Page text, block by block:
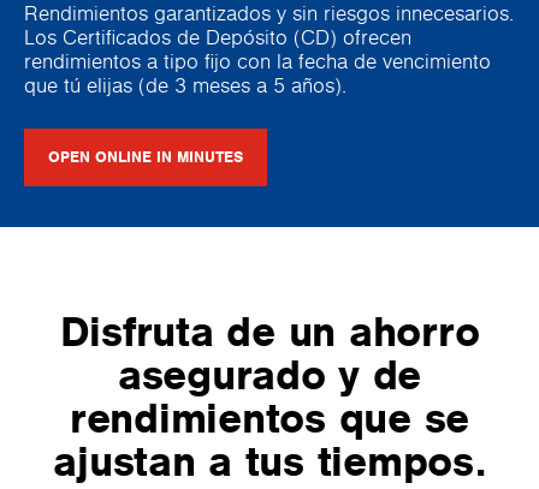
Rendimientos garantizados y sin riesgos innecesarios.
Los Certificados de Depósito (CD) ofrecen
rendimientos a tipo fijo con la fecha de vencimiento
que tú elijas (de 3 meses a 5 años).
OPEN ONLINE IN MINUTES
Disfruta de un ahorro
asegurado y de
rendimientos que se
ajustan a tus tiempos.